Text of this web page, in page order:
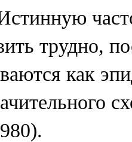
трудно,
как